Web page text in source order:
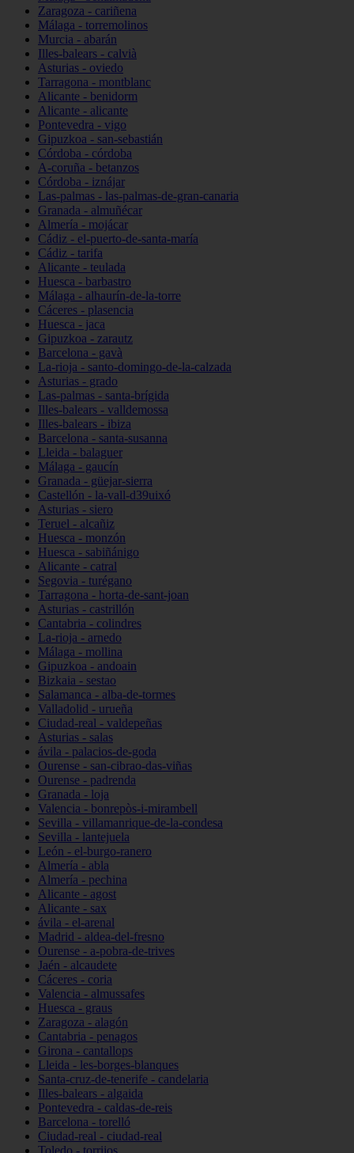
Zaragoza - cariñena
Málaga - torremolinos
Murcia - abarán
Illes-balears - calvià
Asturias - oviedo
Tarragona - montblanc
Alicante - benidorm
Alicante - alicante
Pontevedra - vigo
Gipuzkoa - san-sebastián
Córdoba - córdoba
A-coruña - betanzos
Córdoba - iznájar
Las-palmas - las-palmas-de-gran-canaria
Granada - almuñécar
Almería - mojácar
Cádiz - el-puerto-de-santa-maría
Cádiz - tarifa
Alicante - teulada
Huesca - barbastro
Málaga - alhaurín-de-la-torre
Cáceres - plasencia
Huesca - jaca
Gipuzkoa - zarautz
Barcelona - gavà
La-rioja - santo-domingo-de-la-calzada
Asturias - grado
Las-palmas - santa-brígida
Illes-balears - valldemossa
Illes-balears - ibiza
Barcelona - santa-susanna
Lleida - balaguer
Málaga - gaucín
Granada - güejar-sierra
Castellón - la-vall-d39uixó
Asturias - siero
Teruel - alcañiz
Huesca - monzón
Huesca - sabiñánigo
Alicante - catral
Segovia - turégano
Tarragona - horta-de-sant-joan
Asturias - castrillón
Cantabria - colindres
La-rioja - arnedo
Málaga - mollina
Gipuzkoa - andoain
Bizkaia - sestao
Salamanca - alba-de-tormes
Valladolid - urueña
Ciudad-real - valdepeñas
Asturias - salas
ávila - palacios-de-goda
Ourense - san-cibrao-das-viñas
Ourense - padrenda
Granada - loja
Valencia - bonrepòs-i-mirambell
Sevilla - villamanrique-de-la-condesa
Sevilla - lantejuela
León - el-burgo-ranero
Almería - abla
Almería - pechina
Alicante - agost
Alicante - sax
ávila - el-arenal
Madrid - aldea-del-fresno
Ourense - a-pobra-de-trives
Jaén - alcaudete
Cáceres - coria
Valencia - almussafes
Huesca - graus
Zaragoza - alagón
Cantabria - penagos
Girona - cantallops
Lleida - les-borges-blanques
Santa-cruz-de-tenerife - candelaria
Illes-balears - algaida
Pontevedra - caldas-de-reis
Barcelona - torelló
Ciudad-real - ciudad-real
Toledo - torrijos